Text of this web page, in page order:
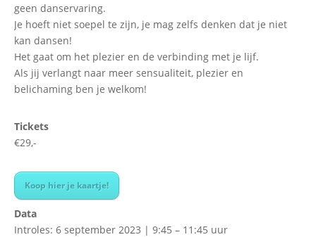
geen danservaring.
Je hoeft niet soepel te zijn, je mag zelfs denken dat je niet
kan dansen!
Het gaat om het plezier en de verbinding met je lijf.
Als jij verlangt naar meer sensualiteit, plezier en
belichaming ben je welkom!
Tickets
€29,-
Koop hier je kaartje!
Data
Introles: 6 september 2023 | 9:45 – 11:45 uur